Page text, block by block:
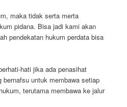
maka tidak serta merta
pidana. Bisa jadi kami akan
pendekatan hukum perdata bisa
hati jika ada penasihat
bernafsu untuk membawa setiap
terutama membawa ke jalur